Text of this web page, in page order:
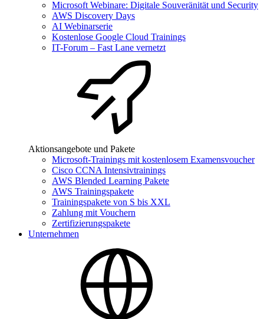
Microsoft Webinare: Digitale Souveränität und Security
AWS Discovery Days
AI Webinarserie
Kostenlose Google Cloud Trainings
IT-Forum – Fast Lane vernetzt
Aktionsangebote und Pakete
Microsoft-Trainings mit kostenlosem Examensvoucher
Cisco CCNA Intensivtrainings
AWS Blended Learning Pakete
AWS Trainingspakete
Trainingspakete von S bis XXL
Zahlung mit Vouchern
Zertifizierungspakete
Unternehmen